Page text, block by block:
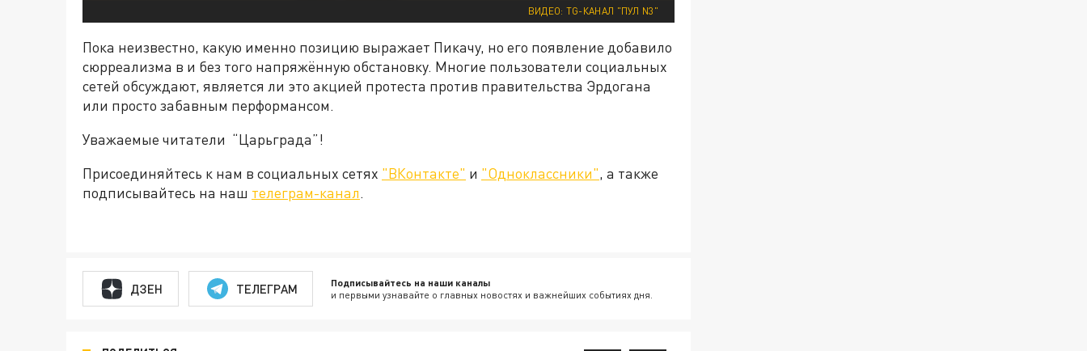
ВИДЕО: TG-КАНАЛ "ПУЛ N3"
Пока неизвестно, какую именно позицию выражает Пикачу, но его появление добавило
сюрреализма в и без того напряжённую обстановку. Многие пользователи социальных
сетей обсуждают, является ли это акцией протеста против правительства Эрдогана
или просто забавным перформансом.
Уважаемые читатели “Царьграда”!
Присоединяйтесь к нам в социальных сетях "ВКонтакте" и "Одноклассники", а также
подписывайтесь на наш телеграм-канал.
ДЗЕН ТЕЛЕГРАМ Подписывайтесь на наши каналы
и первыми узнавайте о главных новостях и важнейших событиях дня.